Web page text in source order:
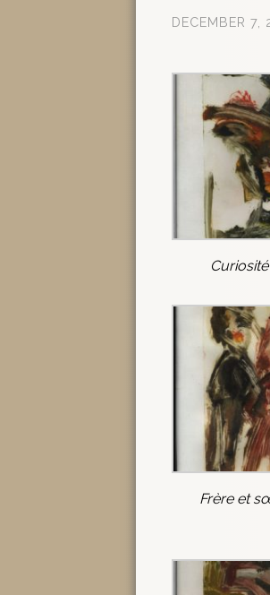
DECEMBER 7,
Curiosité
Frère et